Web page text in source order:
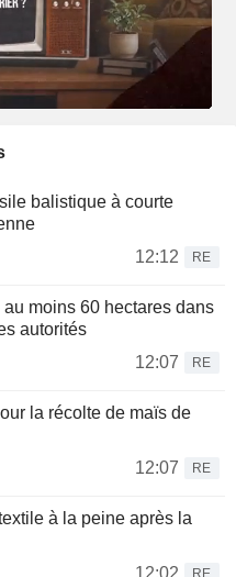
balistique à courte
12:12
RE
moins 60 hectares dans
autorités
12:07
RE
la récolte de maïs de
12:07
RE
à la peine après la